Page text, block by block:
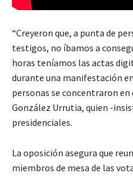
“Creyeron que, a punta de
testigos, no íbamos a
horas teníamos las actas
durante una manifestación
personas se concentraron en
González Urrutia, quien -
presidenciales.
La oposición asegura que
miembros de mesa de las